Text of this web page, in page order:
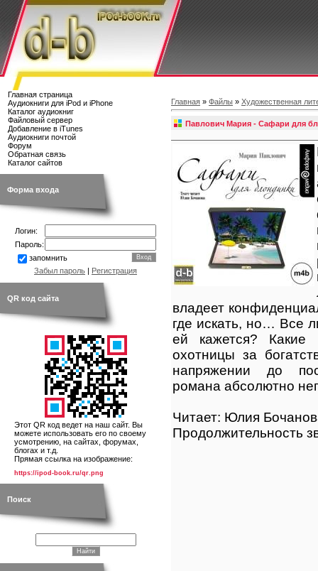
Главная страница
Аудиокниги для iPod и iPhone
Каталог аудиокниг
Файловый сервер
Добавление в iTunes
Аудиокниги почтой
Форум
Обратная связь
Каталог сайтов
Форма входа
Логин:
Пароль:
запомнить
Забыл пароль | Регистрация
QR код сайта
Этот QR код ведет на наш сайт. Вы
можете использовать его по своему
усмотрению, на сайтах, форумах,
блогах и т.д.
Прямая ссылка на изображение:
https://ipod-book.ru/qr.png
Поиск
Главная » Файлы » Художественная
Павлович Мария - Сафари для
владеет
где искать, но… Все
ей кажется?
охотницы за
напряжении до
романа абсолютно
Читает: Юлия
Продолжительность